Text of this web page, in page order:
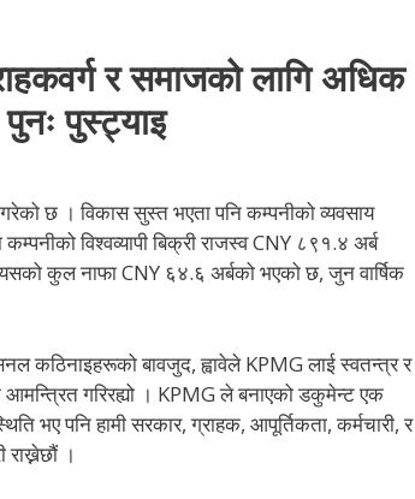
र समाजको लागि अधिक
पुनः पुस्ट्याइ
छ । विकास सुस्त भएता पनि कम्पनीको व्यवसाय
विश्वव्यापी बिक्री राजस्व CNY ८९१.४ अर्ब
कुल नाफा CNY ६४.६ अर्बको भएको छ, जुन वार्षिक
कठिनाइहरूको बावजुद, ह्वावेले KPMG लाई स्वतन्त्र र
आमन्त्रित गरिरह्यो । KPMG ले बनाएको डकुमेन्ट एक
भए पनि हामी सरकार, ग्राहक, आपूर्तिकता, कर्मचारी, र
।